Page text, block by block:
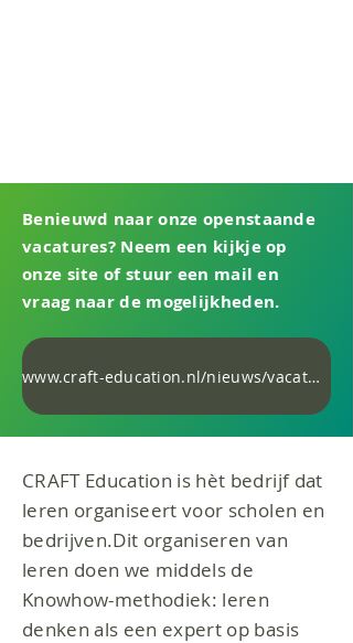
Benieuwd naar onze openstaande
vacatures? Neem een kijkje op
onze site of stuur een mail en
vraag naar de mogelijkheden.
www.craft-education.nl/nieuws/vacatures
CRAFT Education is hèt bedrijf dat
leren organiseert voor scholen en
bedrijven.Dit organiseren van
leren doen we middels de
Knowhow-methodiek: leren
denken als een expert op basis